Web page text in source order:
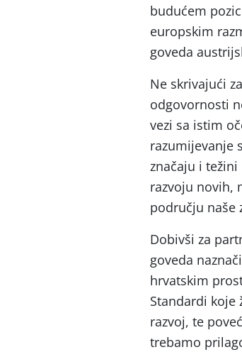
budućem
europskim
goveda
Ne skrivajući
odgovornosti
vezi sa istim
razumijevanje
značaju i težini
razvoju novih,
području naše
Dobivši za
goveda
hrvatskim
Standardi
razvoj, te
trebamo